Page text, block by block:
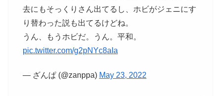
去にもそっくりさん出てるし、ホビがジェニにす
り替わった説も出てるけどね。
うん、もうホビだ。うん。平和。
pic.twitter.com/g2pNYc8aIa
— ざんぱ (@zanppa) May 23, 2022